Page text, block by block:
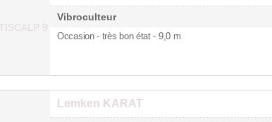
Vibroculteur
Occasion - très bon état - 9,0 m
Lemken KARAT